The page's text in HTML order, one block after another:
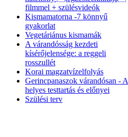
filmmel + szülésvideók
Kismamatorna -7 könnyű
gyakorlat
Vegetáriánus kismamák
A várandósság kezdeti
kísérőjelensége: a reggeli
rosszullét
Korai magzatvízelfolyás
Gerincpanaszok várandósan - A
helyes testtartás és előnyei
Szülési terv